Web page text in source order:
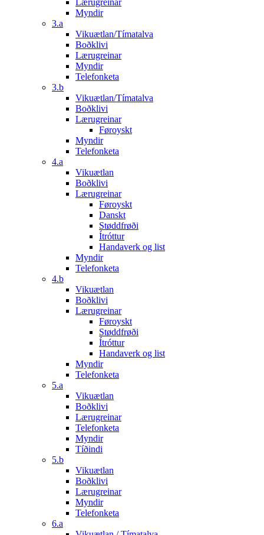
Lærugreinar
Myndir
3.a
Vikuætlan/Tímatalva
Boðklivi
Lærugreinar
Myndir
Telefonketa
3.b
Vikuætlan/Tímatalva
Boðklivi
Lærugreinar
Føroyskt
Myndir
Telefonketa
4.a
Vikuætlan
Boðklivi
Lærugreinar
Føroyskt
Danskt
Støddfrøði
Ítróttur
Handaverk og list
Myndir
Telefonketa
4.b
Vikuætlan
Boðklivi
Lærugreinar
Føroyskt
Støddfrøði
Ítróttur
Handaverk og list
Myndir
Telefonketa
5.a
Vikuætlan
Boðklivi
Lærugreinar
Telefonketa
Myndir
Tíðindi
5.b
Vikuætlan
Boðklivi
Lærugreinar
Myndir
Telefonketa
6.a